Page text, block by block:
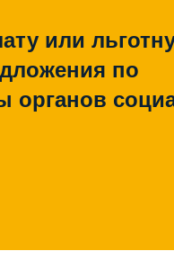
или
по
органов